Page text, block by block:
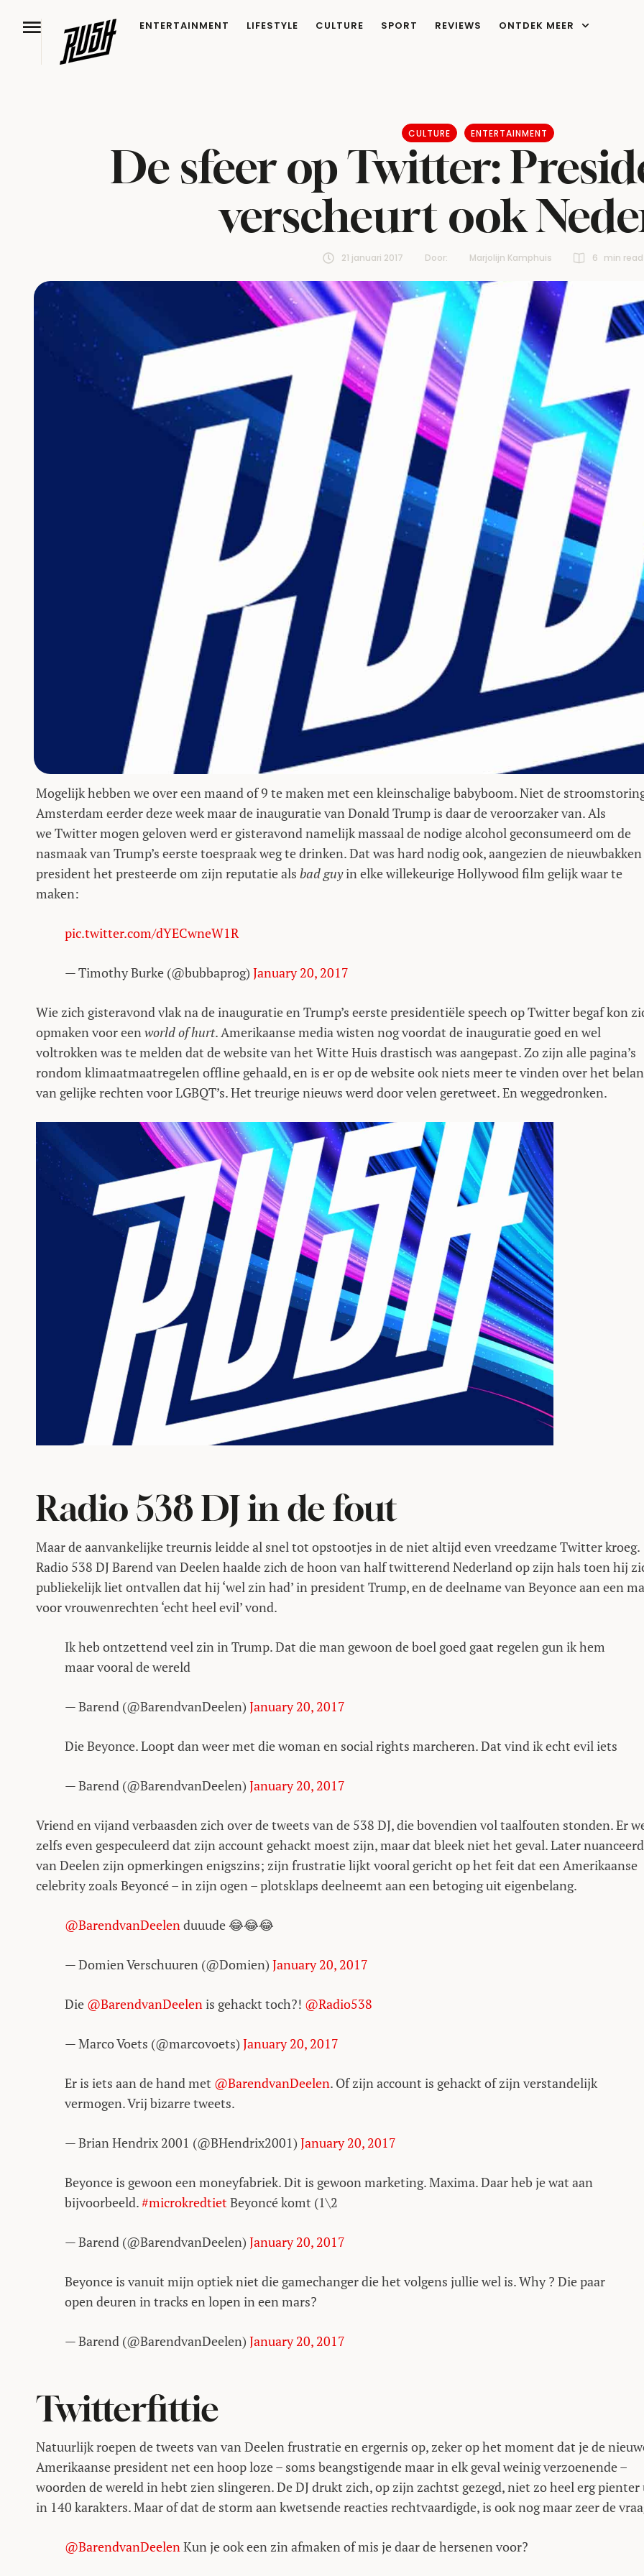
ENTERTAINMENT LIFESTYLE CULTURE SPORT REVIEWS ONTDEK MEER
CULTURE ENTERTAINMENT
De sfeer op Twitter:
verscheurt ook
21 januari 2017 Door: Marjolijn Kamphuis 6 min read
Mogelijk hebben we over een maand of 9 te maken met een kleinschalige babyboom. Niet de
Amsterdam eerder deze week maar de inauguratie van Donald Trump is daar de veroorzaker van. Als
we Twitter mogen geloven werd er gisteravond namelijk massaal de nodige alcohol geconsumeerd om de
nasmaak van Trump’s eerste toespraak weg te drinken. Dat was hard nodig ook, aangezien de nieuwbakken
president het presteerde om zijn reputatie als bad guyin elke willekeurige Hollywood film gelijk waar te
maken:
pic.twitter.com/dYECwneW1R
— Timothy Burke (@bubbaprog) January 20, 2017
Wie zich gisteravond vlak na de inauguratie en Trump’s eerste presidentiële speech op Twitter begaf kon
opmaken voor eenworld of hurt. Amerikaanse media wisten nog voordat de inauguratie goed en wel
voltrokken was te melden dat de website van het Witte Huis drastisch was aangepast. Zo zijn alle pagina’s
rondom klimaatmaatregelen offline gehaald, en is er op de website ook niets meer te vinden over het
van gelijke rechten voor LGBQT’s. Het treurige nieuws werd door velen geretweet. En weggedronken.
Radio 538 DJ in de fout
Maar de aanvankelijke treurnis leidde al snel tot opstootjes in de niet altijd even vreedzame Twitter kroeg.
Radio 538 DJ Barend van Deelen haalde zich de hoon van half twitterend Nederland op zijn hals toen hij
publiekelijk liet ontvallen dat hij ‘wel zin had’ in president Trump, en de deelname van Beyonce aan een
voor vrouwenrechten ‘echt heel evil’ vond.
Ik heb ontzettend veel zin in Trump. Dat die man gewoon de boel goed gaat regelen gun ik hem
maar vooral de wereld
— Barend (@BarendvanDeelen) January 20, 2017
Die Beyonce. Loopt dan weer met die woman en social rights marcheren. Dat vind ik echt evil iets
— Barend (@BarendvanDeelen) January 20, 2017
Vriend en vijand verbaasden zich over de tweets van de 538 DJ, die bovendien vol taalfouten stonden. Er
zelfs even gespeculeerd dat zijn account gehackt moest zijn, maar dat bleek niet het geval. Later
van Deelen zijn opmerkingen enigszins; zijn frustratie lijkt vooral gericht op het feit dat een Amerikaanse
celebrity zoals Beyoncé – in zijn ogen – plotsklaps deelneemt aan een betoging uit eigenbelang.
@BarendvanDeelen duuude 😂😂😂
— Domien Verschuuren (@Domien) January 20, 2017
Die @BarendvanDeelen is gehackt toch?! @Radio538
— Marco Voets (@marcovoets) January 20, 2017
Er is iets aan de hand met @BarendvanDeelen. Of zijn account is gehackt of zijn verstandelijk
vermogen. Vrij bizarre tweets.
— Brian Hendrix 2001 (@BHendrix2001) January 20, 2017
Beyonce is gewoon een moneyfabriek. Dit is gewoon marketing. Maxima. Daar heb je wat aan
bijvoorbeeld.#microkredtiet Beyoncé komt (1\2
— Barend (@BarendvanDeelen) January 20, 2017
Beyonce is vanuit mijn optiek niet die gamechanger die het volgens jullie wel is. Why ? Die paar
open deuren in tracks en lopen in een mars?
— Barend (@BarendvanDeelen) January 20, 2017
Twitterfittie
Natuurlijk roepen de tweets van van Deelen frustratie en ergernis op, zeker op het moment dat je de
Amerikaanse president net een hoop loze – soms beangstigende maar in elk geval weinig verzoenende –
woorden de wereld in hebt zien slingeren. De DJ drukt zich, op zijn zachtst gezegd, niet zo heel erg pienter
in 140 karakters. Maar of dat de storm aan kwetsende reacties rechtvaardigde, is ook nog maar zeer de
@BarendvanDeelenKun je ook een zin afmaken of mis je daar de hersenen voor?